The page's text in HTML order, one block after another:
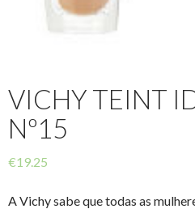
VICHY TEINT
Nº15
€19.25
A Vichy sabe que todas as